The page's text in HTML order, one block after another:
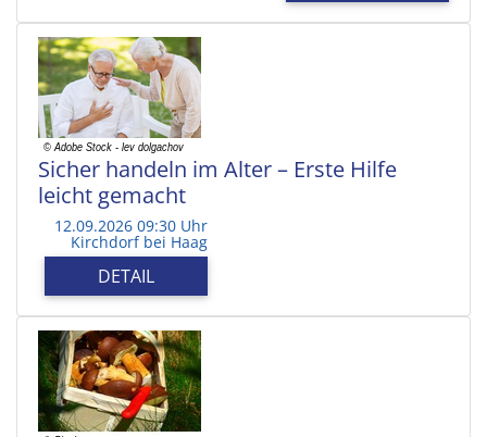
Sicher handeln im Alter – Erste Hilfe
leicht gemacht
12.09.2026 09:30 Uhr
Kirchdorf bei Haag
DETAIL